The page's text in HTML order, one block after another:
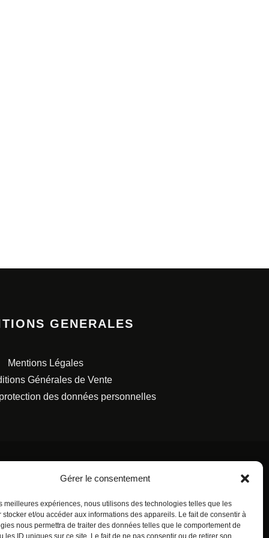
Gérer le consentement
meilleures expériences, nous utilisons des technologies telles que les
stocker et/ou accéder aux informations des appareils. Le fait de consentir à
nous permettra de traiter des données telles que le comportement de
les ID uniques sur ce site. Le fait de ne pas consentir ou de retirer son
GENERALES
Mentions Légales
Générales de Vente
des données personnelles
FRANÇAISES.